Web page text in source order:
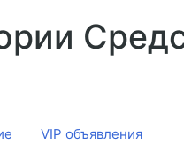
VIP объявления